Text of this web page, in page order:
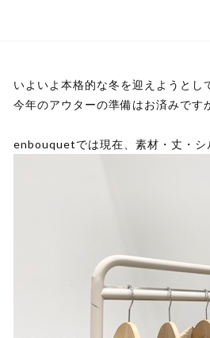
いよいよ本格的な冬を迎えようとし
今年のアウターの準備はお済みです
enbouquetでは現在、素材・丈・シ